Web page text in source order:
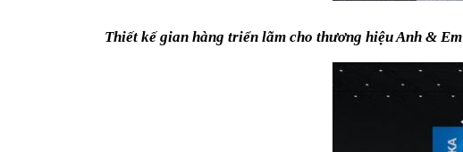
Thiết kế gian hàng triển lãm cho thương hiệu Anh & Em